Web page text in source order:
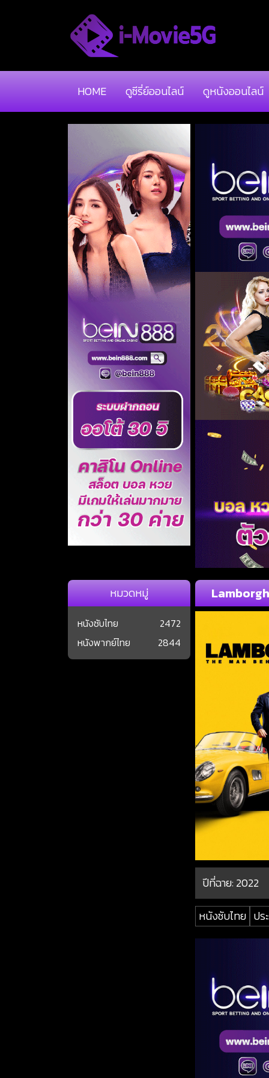
HOME ดูซีรี่ย์ออนไลน์ ดูหนังออนไลน์
ปีที่ฉาย:2022
หนังซับไทย ปร
หมวดหมู่
หนังซับไทย
2472
หนังพากย์ไทย
2844